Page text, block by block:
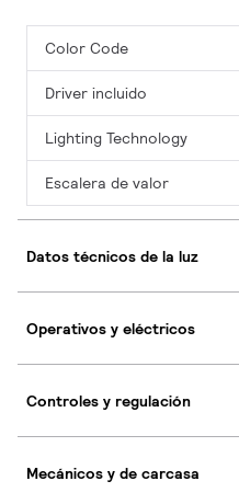
Color Code
Driver incluido
Lighting Technology
Escalera de valor
Datos técnicos de la luz
Operativos y eléctricos
Controles y regulación
Mecánicos y de carcasa